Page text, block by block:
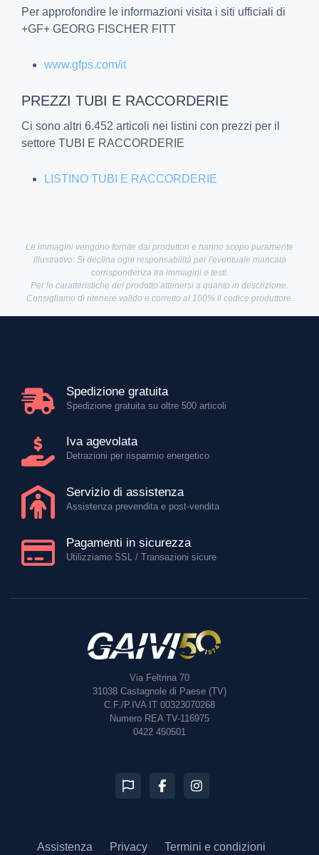
Per approfondire le informazioni visita i siti ufficiali di
+GF+ GEORG FISCHER FITT
www.gfps.com/it
PREZZI TUBI E RACCORDERIE
Ci sono altri 6.452 articoli nei listini con prezzi per il
settore TUBI E RACCORDERIE
LISTINO TUBI E RACCORDERIE
Le immagini vengono fornite dai produttori e hanno scopo puramente
illustrativo. Si declina ogni responsabilità per l'eventuale mancata
corrispondenza tra immagini e testi.
Per le caratteristiche del prodotto attenersi a quanto in descrizione.
Consigliamo di ritenere valido e corretto al 100% il codice produttore.
Spedizione gratuita
Spedizione gratuita su oltre 500 articoli
Iva agevolata
Detrazioni per risparmio energetico
Servizio di assistenza
Assistenza prevendita e post-vendita
Pagamenti in sicurezza
Utilizziamo SSL / Transazioni sicure
Via Feltrina 70
31038 Castagnole di Paese (TV)
C.F./P.IVA IT 00323070268
Numero REA TV-116975
0422 450501
Assistenza Privacy Termini e condizioni